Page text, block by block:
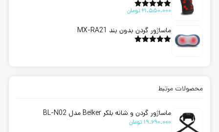
امتیاز5.00
21.550.000 تومان
ماساژور گردن بدون بند MX-RA21
محصولات مرتبط
ماساژور گردن و شانه بلکر Belker مدل BL-N02
19.690.000 تومان